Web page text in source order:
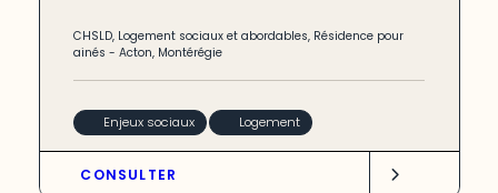
CHSLD, Logement sociaux et abordables, Résidence pour
ainés -Acton, Montérégie
Enjeux sociaux Logement
CONSULTER